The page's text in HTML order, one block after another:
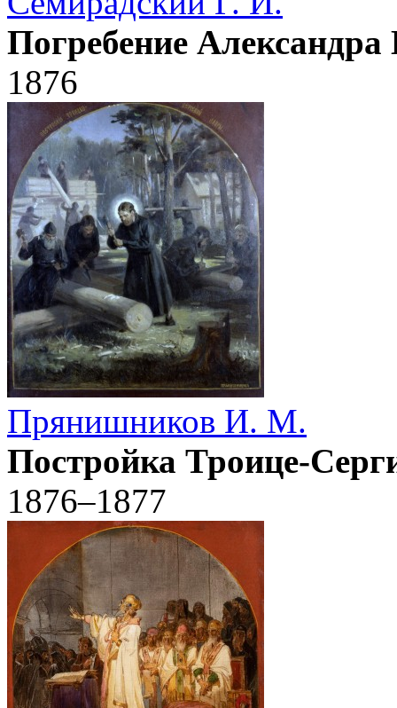
Погребение Александра
1876
Прянишников И. М.
Постройка Троице-
1876–1877